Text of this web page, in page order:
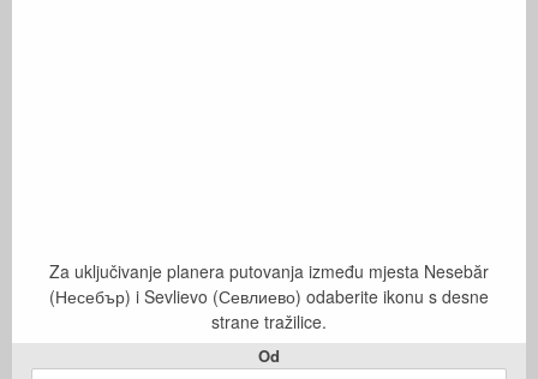
Za uključivanje planera putovanja između mjesta Nesebăr
(Несебър) i Sevlievo (Севлиево) odaberite ikonu s desne
strane tražilice.
Od